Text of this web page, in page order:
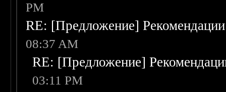
PM
RE: [Предложение]
08:37 AM
RE: [Предложение]
03:11 PM